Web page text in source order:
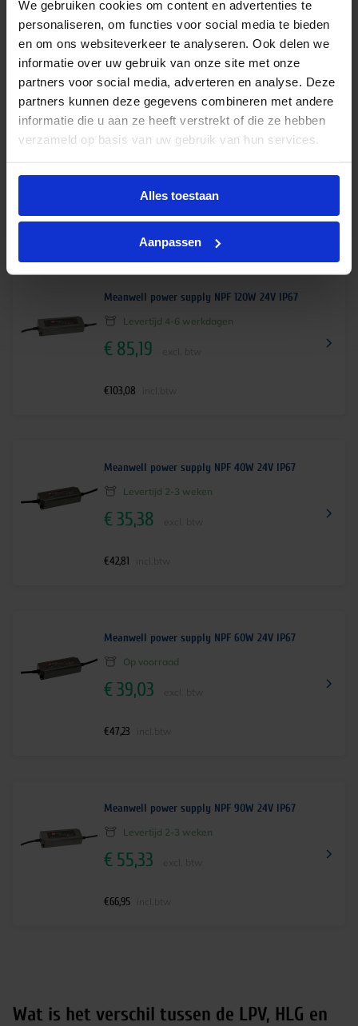
We gebruiken cookies om content en advertenties te
personaliseren, om functies voor social media te bieden
en om ons websiteverkeer te analyseren. Ook delen we
informatie over uw gebruik van onze site met onze
partners voor social media, adverteren en analyse. Deze
partners kunnen deze gegevens combineren met andere
informatie die u aan ze heeft verstrekt of die ze hebben
verzameld op basis van uw gebruik van hun services.
Alles toestaan
Aanpassen
€ 19,31 excl. btw
€23,37 incl.btw
Meanwell power supply NPF 120W 24V IP67
€85,19
€103,08 incl.btw
Meanwell power supply NPF 120W 24V IP67
Levertijd 4-6 werkdagen
€ 85,19
€103,08
Meanwell power supply NPF 40W 24V IP67
Levertijd 2-3 weken
€35,38
€42,81
Meanwell power supply NPF 60W 24V IP67
Op voorraad
€39,03
€47,23
Meanwell power supply NPF 90W 24V IP67
Levertijd 2-3 weken
€ 55,33
€66,95
Wat is het verschil tussen de LPV, HLG en